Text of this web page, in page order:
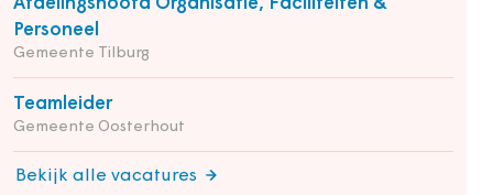
Afdelingshoofd Organisatie, Faciliteiten &
Personeel
Gemeente Tilburg
Teamleider
Gemeente Oosterhout
Bekijk alle vacatures